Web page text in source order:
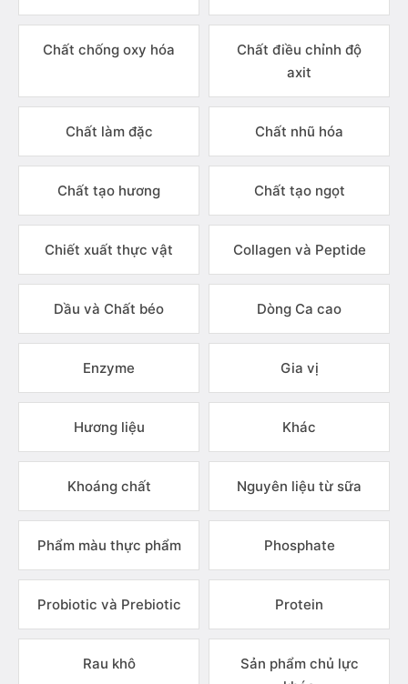
Chất chống oxy hóa
Chất điều chỉnh độ
axit
Chất làm đặc Chất nhũ hóa
Chất tạo hương Chất tạo ngọt
Chiết xuất thực vật Collagen và Peptide
Dầu và Chất béo Dòng Ca cao
Enzyme Gia vị
Hương liệu Khác
Khoáng chất Nguyên liệu từ sữa
Phẩm màu thực phẩm Phosphate
Probiotic và Prebiotic Protein
Rau khô
Sản phẩm chủ lực